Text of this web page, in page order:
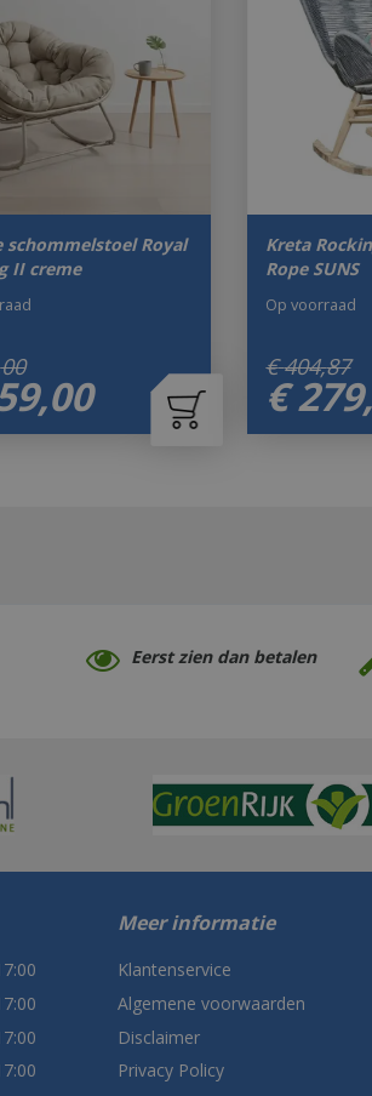
schommelstoel Royal
II creme
00
,00
Kreta
Rope SUNS
€ 404,87
€ 279,
Op voorraad
Eerst zien dan betalen
Meer informatie
Klantenservice
Algemene voorwaarden
Disclaimer
Privacy Policy